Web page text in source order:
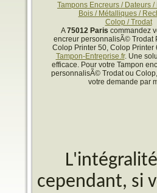
Tampons Encreurs / Dateurs
Bois / Métalliques /
Colop / Trodat
A75012 Paris commandez
encreur personnalisÃ© Trodat
Colop Printer 50, Colop Printer
Tampon-Entreprise.fr. Une
efficace. Pour votre Tampon
personnalisÃ© Trodat ou
votre demande par
cependant, si